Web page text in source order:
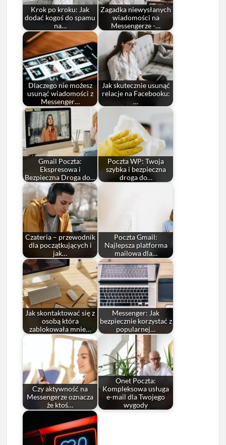
Krok po kroku: Jak
dodać kogoś do spamu
na…
Zagadka niewysłanych
wiadomości na
Messengerze -…
Dlaczego nie możesz
usunąć wiadomości z
Messenger…
Jak skutecznie usunąć
relacje na Facebooku:
…
Gmail Poczta:
Ekspresowa i
Bezpieczna Droga do…
Poczta WP: Twoja
szybka i bezpieczna
droga do…
Czateria – przewodnik
dla początkujących i
jak…
Poczta Gmail:
Najlepsza platforma
mailowa dla…
Jak skontaktować się z
osobą która
zablokowała mnie…
Messenger: Jak
bezpiecznie korzystać z
popularnej…
Czy aktywność na
Messengerze oznacza
że ktoś…
Onet Poczta:
Kompleksowa usługa
e-mail dla Twojego
wygody